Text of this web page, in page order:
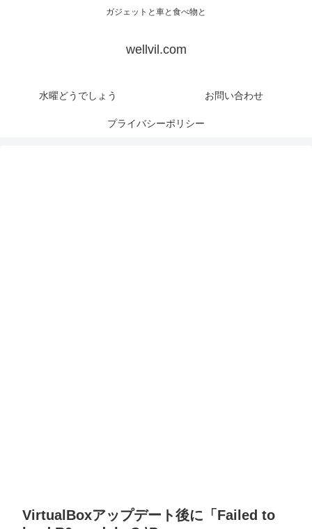
ガジェットと車と食べ物と
wellvil.com
水曜どうでしょう お問い合わせ
プライバシーポリシー
VirtualBoxアップデート後に「Failed to